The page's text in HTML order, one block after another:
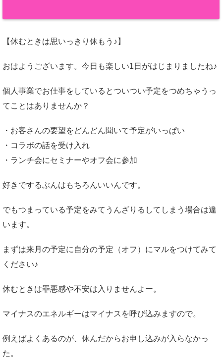
【休むときは思いっきり休もう♪】
おはようございます。今日も楽しい1日がはじまりましたね♪
個人事業でお仕事をしているとついつい予定をつめちゃうっ
てことはありませんか？
・お客さんの要望をどんどん聞いて予定がいっぱい
・コラボの話を受け入れ
・ランチ会にセミナーやオフ会に参加
好きでするぶんはもちろんいいんです。
でもつまっている予定をみてうんざりるしてしまう場合は違
います。
まずは来月の予定に自分の予定（オフ）にマルをつけてみて
ください♪
休むときは罪悪感や不安は入りませんよー。
マイナスのエネルギーはマイナスを呼び込みますので。
例えばよくあるのが、休んだからお申し込みが入らなかっ
た。